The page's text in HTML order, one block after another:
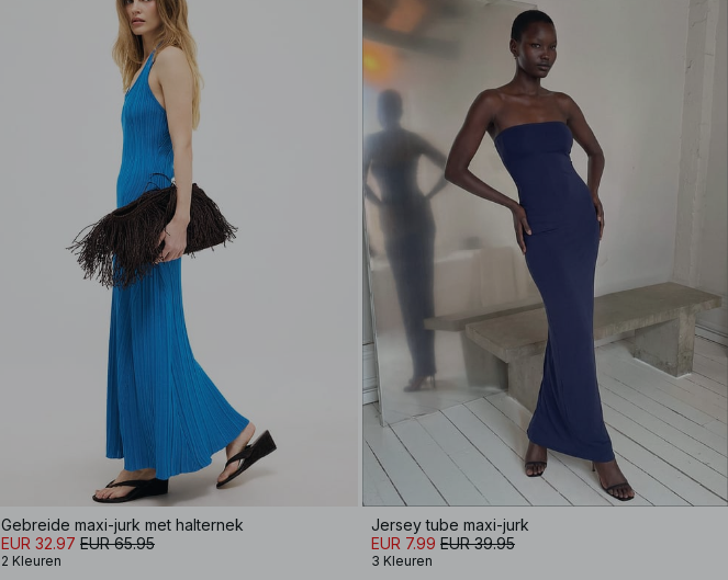
Gebreide maxi-jurk met halternek
EUR 32.97 EUR 65.95
2 Kleuren
Jersey tube maxi-jurk
EUR 7.99 EUR 39.95
3 Kleuren